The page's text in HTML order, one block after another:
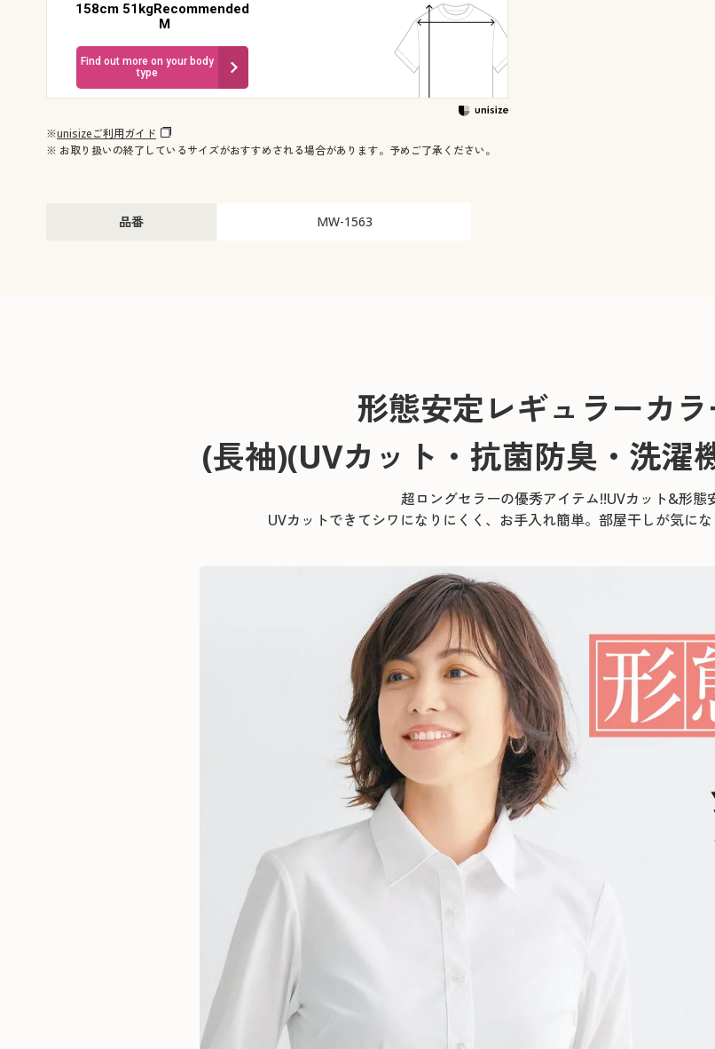
158cm 51kgRecommended
M
Find out more on your body
type
※unisizeご利用ガイド
※ お取り扱いの終了しているサイズがおすすめされる場合があります。予めご了承ください。
品番 MW-1563
形態安定レギュラーカ
(長袖)(UVカット・抗菌防臭・洗濯
超ロングセラーの優秀アイテム!!UVカット&形態
UVカットできてシワになりにくく、お手入れ簡単。部屋干しが気に